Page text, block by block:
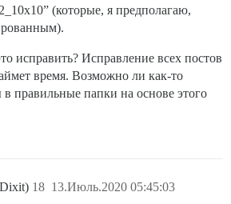
(которые, я предполагаю,
исправить? Исправление всех постов
время. Возможно ли как-то
правильные папки на основе этого
13.Июль.2020 05:45:03
18